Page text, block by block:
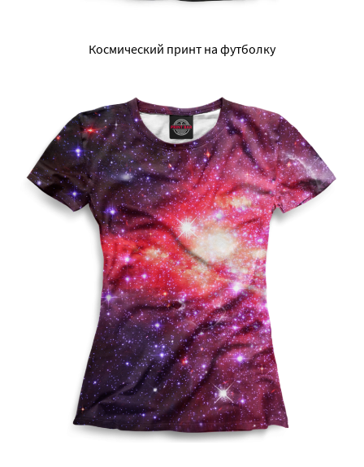
Космический принт на футболку